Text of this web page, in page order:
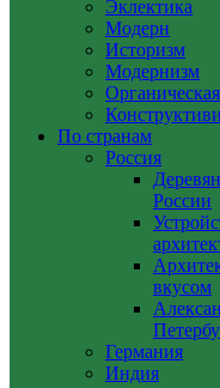
Эклектика
Модерн
Историзм
Модернизм
Органическая
По странам
Россия
России
вкусом
Германия
Индия